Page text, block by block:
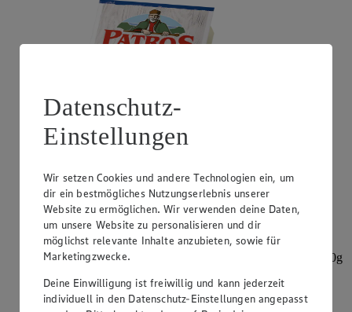
Angebot: Mini-Babybel
2.99 -30%
Rabattierter Preis von 2.99€ (Insgesamt -30%
Rabatt)
dt. Schnittkäse, versch. Sorten, 45% Fett i. Tr., 8/9x20g
Datenschutz-
Einstellungen
Wir setzen Cookies und andere Technologien ein, um
dir ein bestmögliches Nutzungserlebnis unserer
Website zu ermöglichen. Wir verwenden deine Daten,
um unsere Website zu personalisieren und dir
möglichst relevante Inhalte anzubieten, sowie für
Marketingzwecke.
Deine Einwilligung ist freiwillig und kann jederzeit
individuell in den Datenschutz-Einstellungen angepasst